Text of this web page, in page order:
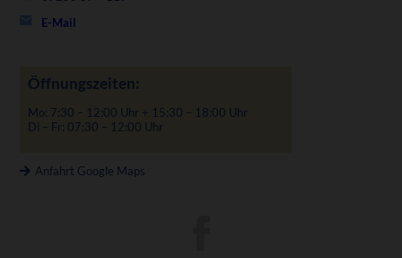
E-Mail
Öffnungszeiten:
Mo: 7:30 – 12:00 Uhr + 15:30 – 18:00 Uhr
Di – Fr: 07:30 – 12:00 Uhr
Anfahrt Google Maps